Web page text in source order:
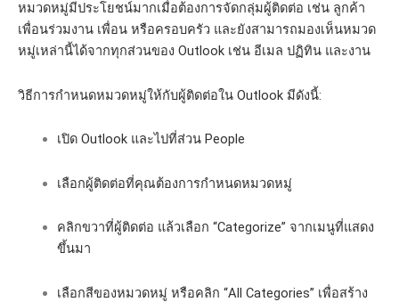
หมวดหมู่มีประโยชน์มากเมื่อต้องการจัดกลุ่มผู้ติดต่อ เช่น ลูกค้า
เพื่อนร่วมงาน เพื่อน หรือครอบครัว และยังสามารถมองเห็นหมวด
หมู่เหล่านี้ได้จากทุกส่วนของ Outlook เช่น อีเมล ปฏิทิน และงาน
วิธีการกำหนดหมวดหมู่ให้กับผู้ติดต่อใน Outlook มีดังนี้:
เปิด Outlook และไปที่ส่วน People
เลือกผู้ติดต่อที่คุณต้องการกำหนดหมวดหมู่
คลิกขวาที่ผู้ติดต่อ แล้วเลือก “Categorize” จากเมนูที่แสดง
ขึ้นมา
เลือกสีของหมวดหมู่ หรือคลิก “All Categories” เพื่อสร้าง